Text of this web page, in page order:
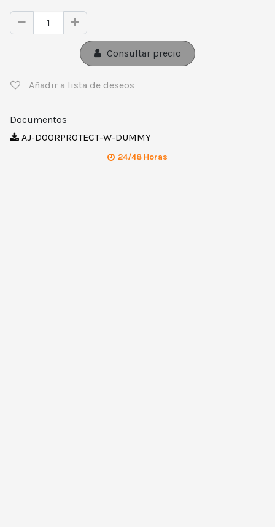
Consultar precio
Añadir a lista de deseos
Documentos
AJ-DOORPROTECT-W-DUMMY
24/48 Horas